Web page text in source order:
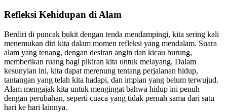
Refleksi Kehidupan di Alam
Berdiri di puncak bukit dengan tenda mendampingi, kita sering kali
menemukan diri kita dalam momen refleksi yang mendalam. Suara
alam yang tenang, dengan desiran angin dan kicau burung,
memberikan ruang bagi pikiran kita untuk melayang. Dalam
kesunyian ini, kita dapat merenung tentang perjalanan hidup,
tantangan yang telah kita hadapi, dan impian yang belum terwujud.
Alam mengajak kita untuk mengingat bahwa hidup ini penuh
dengan perubahan, seperti cuaca yang tidak pernah sama dari satu
hari ke hari lainnya.